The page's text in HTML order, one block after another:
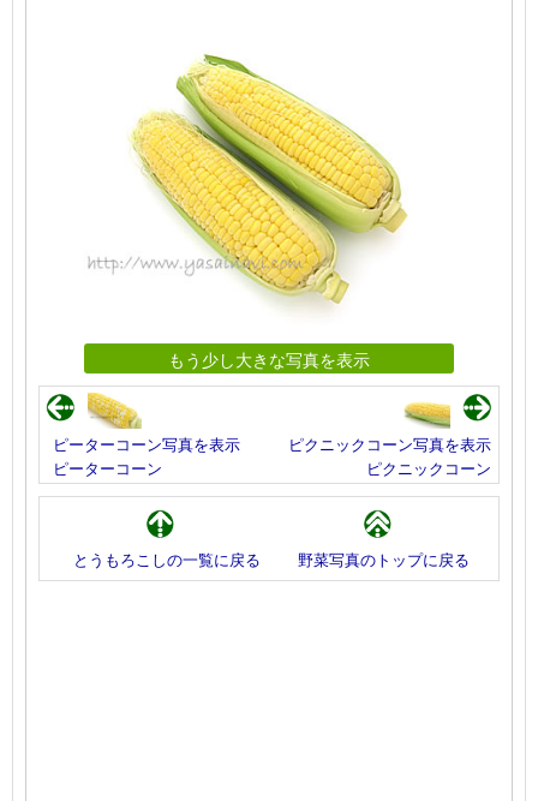
もう少し大きな写真を表示
ピーターコーン写真を表示
ピーターコーン
ピクニックコーン写真を表示
ピクニックコーン
とうもろこしの一覧に戻る 野菜写真のトップに戻る